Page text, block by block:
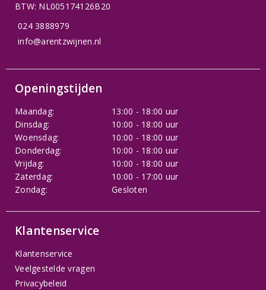
BTW: NL005174126B20
024 3888979
info@arentzwijnen.nl
Openingstijden
Maandag:
13:00 - 18:00 uur
Dinsdag:
10:00 - 18:00 uur
Woensdag:
10:00 - 18:00 uur
Donderdag:
10:00 - 18:00 uur
Vrijdag:
10:00 - 18:00 uur
Zaterdag:
10:00 - 17:00 uur
Zondag:
Gesloten
Klantenservice
Klantenservice
Veelgestelde vragen
Privacybeleid